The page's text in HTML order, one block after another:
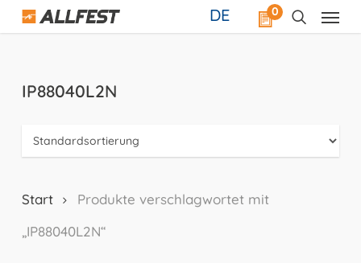
Skip
0
DE
IP88040L2N
Start
Produkte verschlagwortet mit
„IP88040L2N“